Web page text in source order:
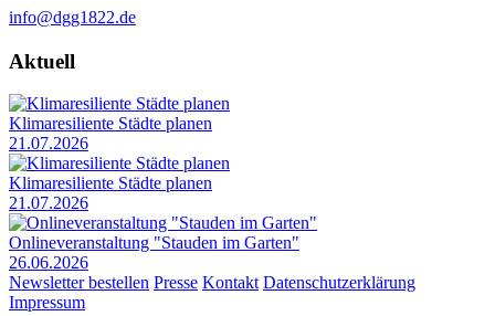
info@dgg1822.de
Aktuell
Klimaresiliente Städte planen
21.07.2026
Klimaresiliente Städte planen
21.07.2026
Onlineveranstaltung "Stauden im Garten"
26.06.2026
Newsletter bestellen Presse Kontakt Datenschutzerklärung
Impressum